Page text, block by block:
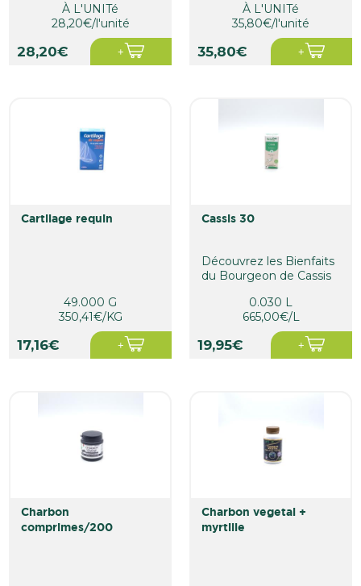
À L'UNITé
28,20€/l'unité
28,20€
À L'UNITé
35,80€/l'unité
35,80€
cartilage requin
49.000 G
350,41€/KG
17,16€
cassis 30
Découvrez les Bienfaits
du Bourgeon de Cassis
0.030 L
665,00€/L
19,95€
charbon
comprimes/200
charbon vegetal +
myrtille